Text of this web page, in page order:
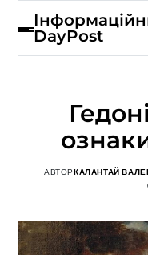
DayPost
АВТОРКАЛАНТАЙ